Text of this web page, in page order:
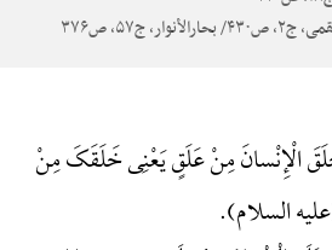
الْإِنْسانَ مِنْ عَلَقٍ یَعْنِی خَلَقَکَ مِنْ
السلام).